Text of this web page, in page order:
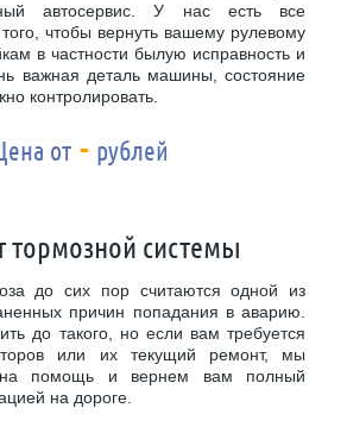
автосервис. У нас есть все
чтобы вернуть вашему рулевому
в частности былую исправность и
важная деталь машины, состояние
контролировать.
от - рублей
тормозной системы
до сих пор считаются одной из
причин попадания в аварию.
до такого, но если вам требуется
или их текущий ремонт, мы
помощь и вернем вам полный
на дороге.